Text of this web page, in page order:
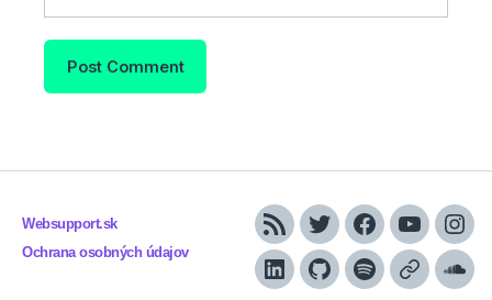
Websupport.sk
Ochrana osobných údajov
RSS TwitterFacebook
YouTube
LinkedInGitHubSpotifyApple